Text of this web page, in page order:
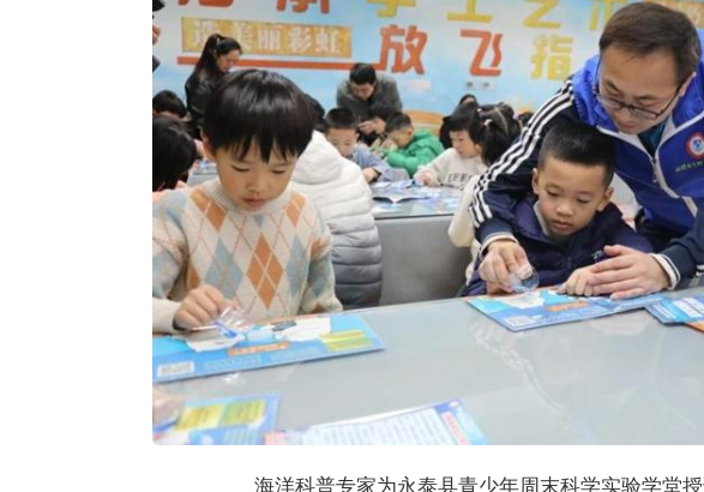
海洋科普专家为永泰县青少年周末科学实验学堂